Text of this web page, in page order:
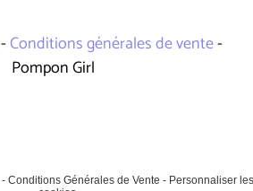
-Conditions générales de vente-
Pompon Girl
- Conditions Générales de Vente - Personnaliser les